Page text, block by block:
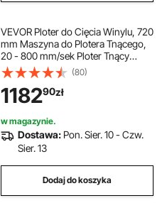
VEVOR Ploter do Cięcia Winylu, 720
mm Maszyna do Plotera Tnącego,
20 - 800 mm/sek Ploter Tnący
Winyl, 3 Ostrza Ploter Tnący,
Maszyna do Plotera z SignMaster,
Folia Ploter Cutter na Znaki
Dekoracje
(80)
118290zł
w magazynie.
Dostawa: Pon. Sier. 10 - Czw.
Sier. 13
Dodaj do koszyka